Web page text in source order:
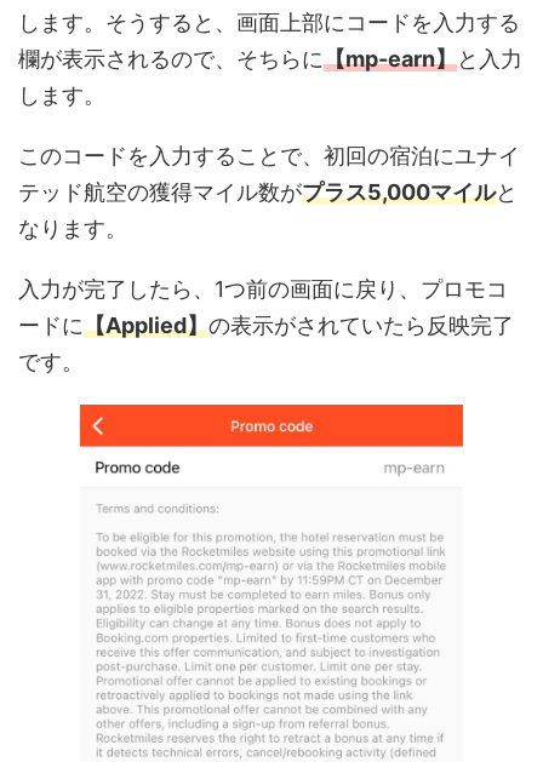
します。そうすると、画面上部にコードを入力する
欄が表示されるので、そちらに【mp-earn】と入力
します。
このコードを入力することで、初回の宿泊にユナイ
テッド航空の獲得マイル数がプラス5,000マイルと
なります。
入力が完了したら、1つ前の画面に戻り、プロモコ
ードに【Applied】の表示がされていたら反映完了
です。